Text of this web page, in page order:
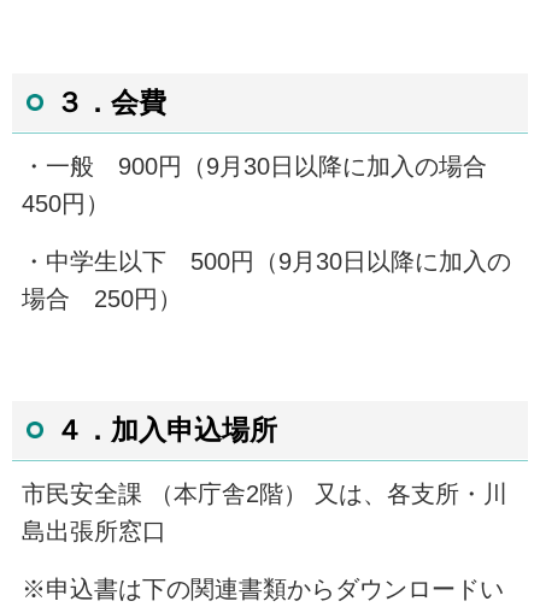
３．会費
・一般 900円（9月 30日以降に加入の場合
450円）
・中学生以下 500円（9月 30日以降に加入の
場合 250円）
４．加入申込場所
市民安全課 （本庁舎2階） 又は、各支所・川
島出張所窓口
※申込書は下の関連書類からダウンロードい